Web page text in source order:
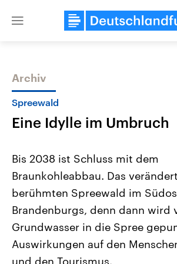
Close
Themen
Landtagswahl Sachsen-Anhalt
2026
Alle Informationen
Sachsen-Anhalt wählt am 6.
September 2026 einen neuen
Landtag. Seit 2021 wird das
Bundesland von einer Koalition aus
USA
Archiv
Spreewald
Eine Idylle im Umbruch
Bis 2038 ist Schluss mit dem
Braunkohleabbau. Das
berühmten Spreewald im
Brandenburgs, denn dann wird
Grundwasser in die Spree
Auswirkungen auf den
und den Tourismus.